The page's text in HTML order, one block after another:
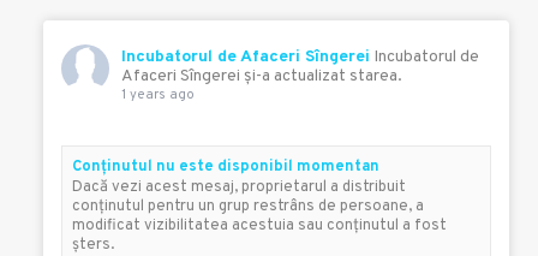
Incubatorul de Afaceri Sîngerei Incubatorul de
Afaceri Sîngerei şi-a actualizat starea.
1 years ago
Conţinutul nu este disponibil momentan
Dacă vezi acest mesaj, proprietarul a distribuit
conţinutul pentru un grup restrâns de persoane, a
modificat vizibilitatea acestuia sau conţinutul a fost
şters.